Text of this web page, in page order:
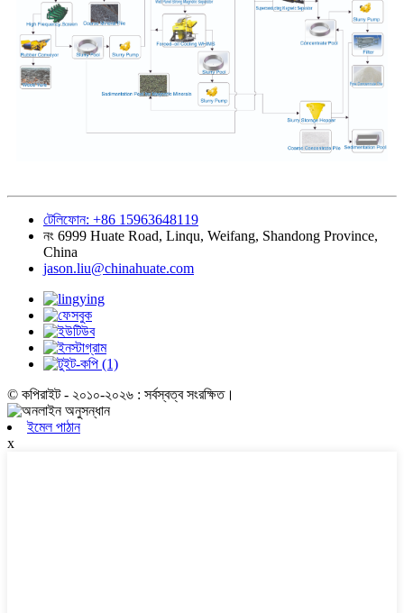
টেলিফোন: +86 15963648119
নং 6999 Huate Road, Linqu, Weifang, Shandong Province,
China
jason.liu@chinahuate.com
© কপিরাইট - ২০১০-২০২৬ : সর্বস্বত্ব সংরক্ষিত।
ইমেল পাঠান
x